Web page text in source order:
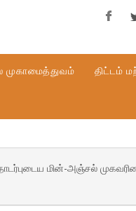
முகாமைத்துவம் திட்டம்
மின்-அஞ்சல்